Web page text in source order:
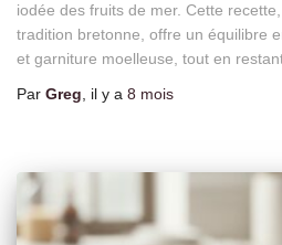
iodée des fruits de mer. Cette
tradition bretonne, offre un équilibre
et garniture moelleuse, tout en
Par Greg , il y a 8 mois